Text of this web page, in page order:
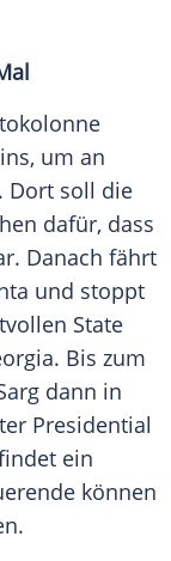
um an
Dort soll die
dafür, dass
Danach fährt
und stoppt
State
. Bis zum
dann in
Presidential
ein
können